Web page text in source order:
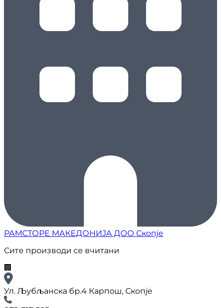
РАМСТОРЕ МАКЕДОНИЈА ДОО Скопје
Сите производи се вчитани
🏢
Ул. Љубљанска бр.4 Карпош, Скопје